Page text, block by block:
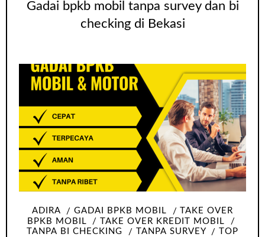
Gadai bpkb mobil tanpa survey dan bi
checking di Bekasi
ADIRA GADAI BPKB MOBIL
TAKE OVER
BPKB MOBIL
TAKE OVER KREDIT MOBIL
TANPA BI CHECKING
TANPA SURVEY
TOP